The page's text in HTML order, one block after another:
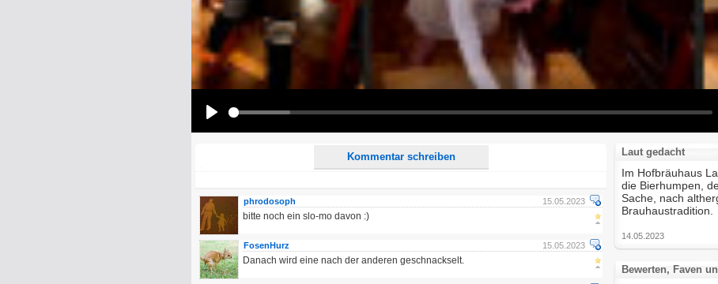
Kommentar schreiben
Alle HTML-Tags außer <br>, <strike> und <i> werden aus Deinem Kommentar entfernt.
URLs werden automatisch umgewandelt. Bitte verwende "www." oder "http://" in URLs
Ich möchte eine E-Mail, wenn auf dieser Seite weitere Kommentare erscheinen.
15.05.2023
phrodosoph
bitte noch ein slo-mo davon :)
15.05.2023
FosenHurz
Danach wird eine nach der anderen geschnackselt.
Laut gedacht
Im Hofbräuhaus
die Bierhumpen,
Sache, nach
Brauhaustradition.
14.05.2023
Bewerten, Faven